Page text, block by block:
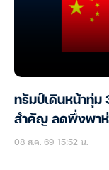
ทรัมป์เดินหน้าทุ่ม
สำคัญ ลดพึ่งพาห่
08 ส.ค. 69 15:52 น.